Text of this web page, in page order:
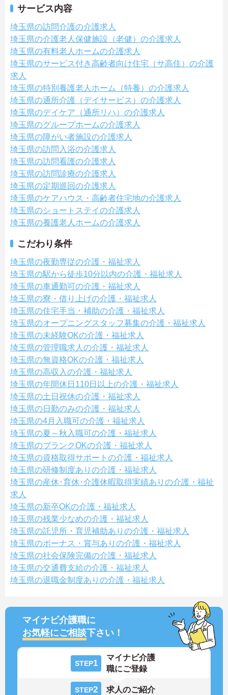
サービス内容
埼玉県の訪問介護の介護求人
埼玉県の介護老人保健施設（老健）の介護求人
埼玉県の有料老人ホームの介護求人
埼玉県のサービス付き高齢者向け住宅（サ高住）の介護
求人
埼玉県の特別養護老人ホーム（特養）の介護求人
埼玉県の通所介護（デイサービス）の介護求人
埼玉県のデイケア（通所リハ）の介護求人
埼玉県のグループホームの介護求人
埼玉県の障がい者施設の介護求人
埼玉県の訪問入浴の介護求人
埼玉県の訪問看護の介護求人
埼玉県の訪問診療の介護求人
埼玉県の定期巡回の介護求人
埼玉県のケアハウス・高齢者住宅地の介護求人
埼玉県のショートステイの介護求人
埼玉県の養護老人ホームの介護求人
こだわり条件
埼玉県の夜勤専従の介護・福祉求人
埼玉県の駅から徒歩10分以内の介護・福祉求人
埼玉県の車通勤可の介護・福祉求人
埼玉県の寮・借り上げの介護・福祉求人
埼玉県の住宅手当・補助の介護・福祉求人
埼玉県のオープニングスタッフ募集の介護・福祉求人
埼玉県の未経験OKの介護・福祉求人
埼玉県の管理職求人の介護・福祉求人
埼玉県の無資格OKの介護・福祉求人
埼玉県の高収入の介護・福祉求人
埼玉県の年間休日110日以上の介護・福祉求人
埼玉県の土日祝休の介護・福祉求人
埼玉県の日勤のみの介護・福祉求人
埼玉県の4月入職可の介護・福祉求人
埼玉県の夏～秋入職可の介護・福祉求人
埼玉県のブランクOKの介護・福祉求人
埼玉県の資格取得サポートの介護・福祉求人
埼玉県の研修制度ありの介護・福祉求人
埼玉県の産休･育休･介護休暇取得実績ありの介護・福祉
求人
埼玉県の新卒OKの介護・福祉求人
埼玉県の残業少なめの介護・福祉求人
埼玉県の託児所・育児補助ありの介護・福祉求人
埼玉県のボーナス・賞与ありの介護・福祉求人
埼玉県の社会保険完備の介護・福祉求人
埼玉県の交通費支給の介護・福祉求人
埼玉県の退職金制度ありの介護・福祉求人
マイナビ介護職に
お気軽にご相談下さい！
STEP1
マイナビ介護
職にご登録
STEP2 求人のご紹介